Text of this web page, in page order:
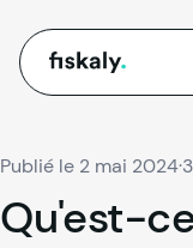
fiskaly.
Publié le 2 mai 2024·
Qu'est-